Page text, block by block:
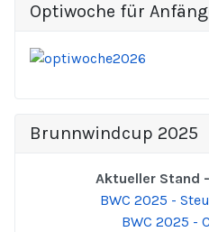
Optiwoche für
Brunnwindcup 2025
Aktueller Stand
BWC 2025 -
BWC 2025 -